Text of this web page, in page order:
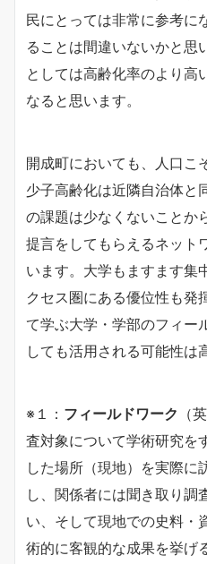
民にとっては非常に参考に
ることは間違いないかと思
としては高齢化率のより高
なると思います。
開成町においても、人口こ
少子高齢化は近隣自治体と
の課題は少なくないことか
提言をしてもらえるネット
います。大学もますます集
クセス圏にある優位性も発
て学ぶ大学・学部のフィー
しても活用される可能性は
※１： フィールドワーク （
査対象について学術研究を
した場所（現地）を実際に
し、関係者には聞き取り調
い、そして現地での史料・
術的に客観的な成果を挙げ